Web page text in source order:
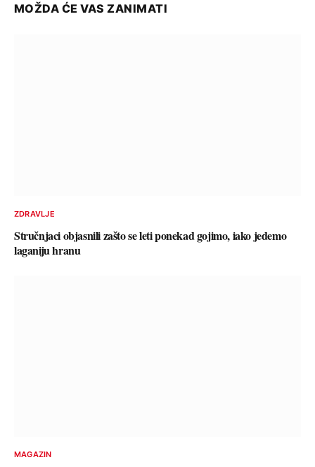
MOŽDA ĆE VAS ZANIMATI
ZDRAVLJE
Stručnjaci objasnili zašto se leti ponekad gojimo, iako jedemo
laganiju hranu
MAGAZIN